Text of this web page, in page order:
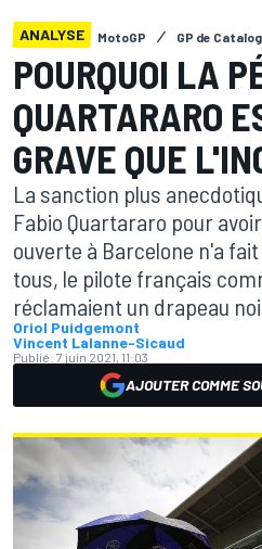
ANALYSE MotoGP GP de
POURQUOI LA
QUARTARARO
GRAVE QUE
La sanction plus
Fabio Quartararo pour
ouverte à Barcelone n'a
tous, le pilote français
réclamaient un drapeau
Oriol Puidgemont
Vincent Lalanne-Sicaud
Publié: 7 juin 2021, 11:03
AJOUTER COMME